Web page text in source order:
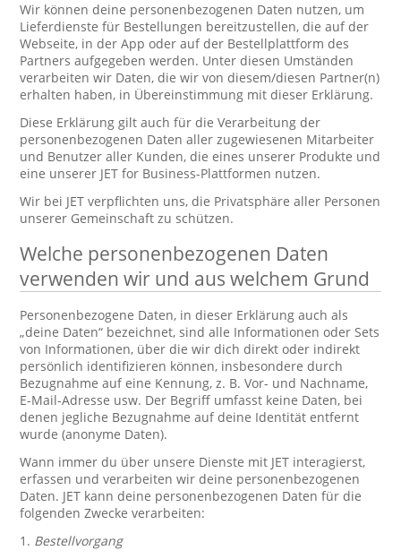
Wir können deine personenbezogenen Daten nutzen, um
Lieferdienste für Bestellungen bereitzustellen, die auf der
Webseite, in der App oder auf der Bestellplattform des
Partners aufgegeben werden. Unter diesen Umständen
verarbeiten wir Daten, die wir von diesem/diesen Partner(n)
erhalten haben, in Übereinstimmung mit dieser Erklärung.
Diese Erklärung gilt auch für die Verarbeitung der
personenbezogenen Daten aller zugewiesenen Mitarbeiter
und Benutzer aller Kunden, die eines unserer Produkte und
eine unserer JET for Business-Plattformen nutzen.
Wir bei JET verpflichten uns, die Privatsphäre aller Personen
unserer Gemeinschaft zu schützen.
Welche personenbezogenen Daten
verwenden wir und aus welchem Grund
Personenbezogene Daten, in dieser Erklärung auch als
„deine Daten“ bezeichnet, sind alle Informationen oder Sets
von Informationen, über die wir dich direkt oder indirekt
persönlich identifizieren können, insbesondere durch
Bezugnahme auf eine Kennung, z. B. Vor- und Nachname,
E-Mail-Adresse usw. Der Begriff umfasst keine Daten, bei
denen jegliche Bezugnahme auf deine Identität entfernt
wurde (anonyme Daten).
Wann immer du über unsere Dienste mit JET interagierst,
erfassen und verarbeiten wir deine personenbezogenen
Daten. JET kann deine personenbezogenen Daten für die
folgenden Zwecke verarbeiten:
1. Bestellvorgang